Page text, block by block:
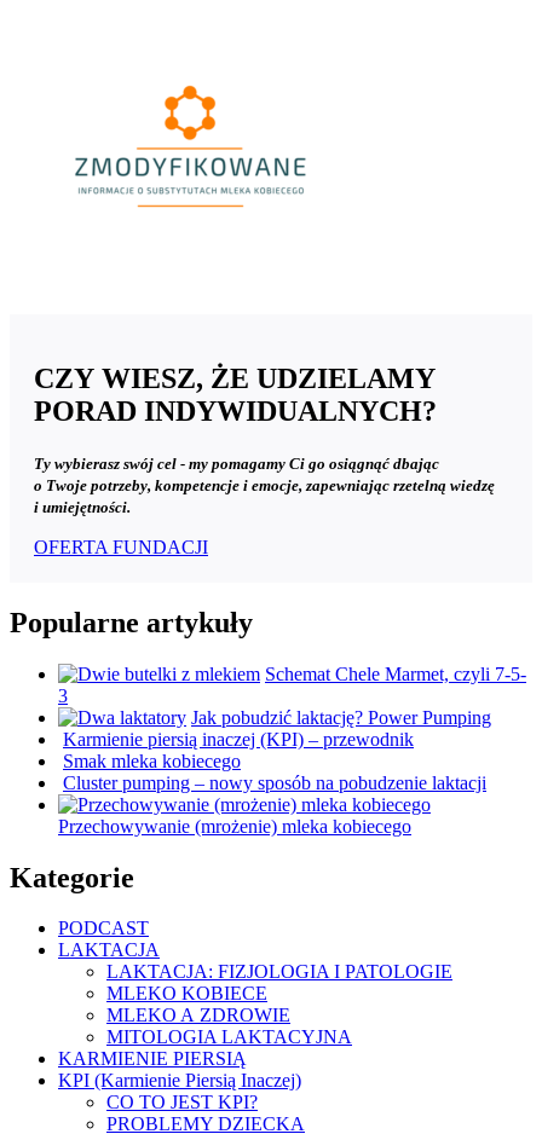
CZY WIESZ, ŻE UDZIELAMY
PORAD INDYWIDUALNYCH?
Ty wybierasz swój cel - my pomagamy Ci go osiągnąć dbając
o Twoje potrzeby, kompetencje i emocje, zapewniając rzetelną wiedzę
i umiejętności.
OFERTA FUNDACJI
Popularne artykuły
Schemat Chele Marmet, czyli 7-5-
3
Jak pobudzić laktację? Power Pumping
Karmienie piersią inaczej (KPI) – przewodnik
Smak mleka kobiecego
Cluster pumping – nowy sposób na pobudzenie laktacji
Przechowywanie (mrożenie) mleka kobiecego
Kategorie
PODCAST
LAKTACJA
LAKTACJA: FIZJOLOGIA I PATOLOGIE
MLEKO KOBIECE
MLEKO A ZDROWIE
MITOLOGIA LAKTACYJNA
KARMIENIE PIERSIĄ
KPI (Karmienie Piersią Inaczej)
CO TO JEST KPI?
PROBLEMY DZIECKA